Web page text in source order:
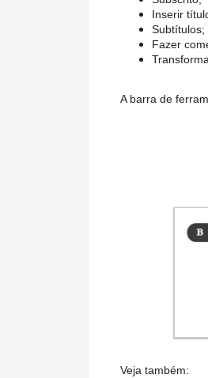
Inserir
Subtítulos;
Fazer
A barra de
Veja também: